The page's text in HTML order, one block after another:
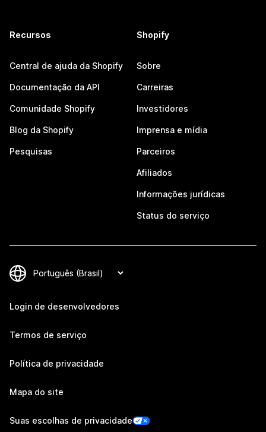
Recursos
Central de ajuda da Shopify
Documentação da API
Comunidade Shopify
Blog da Shopify
Pesquisas
Shopify
Sobre
Carreiras
Investidores
Imprensa e mídia
Parceiros
Afiliados
Informações jurídicas
Status do serviço
Login de desenvolvedores
Termos de serviço
Política de privacidade
Mapa do site
Suas escolhas de privacidade